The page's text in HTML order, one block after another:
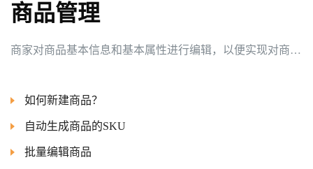
商品管理
商家对商品基本信息和基本属性进行编辑，以便实现对商品的管理。
如何新建商品？
自动生成商品的SKU
批量编辑商品